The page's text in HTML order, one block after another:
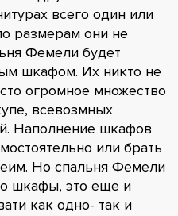
всего один или
размерам они не
Фемели будет
шкафом. Их никто не
огромное множество
всевозмных
Наполнение шкафов
или брать
Но спальня Фемели
шкафы, это еще и
как одно- так и